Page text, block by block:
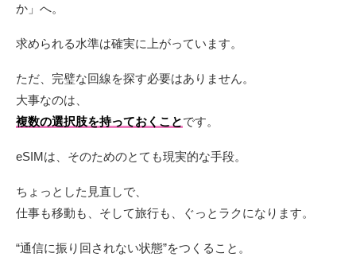
か」へ。
求められる水準は確実に上がっています。
ただ、完璧な回線を探す必要はありません。
大事なのは、
複数の選択肢を持っておくことです。
eSIMは、そのためのとても現実的な手段。
ちょっとした見直しで、
仕事も移動も、そして旅行も、ぐっとラクになります。
“通信に振り回されない状態”をつくること。